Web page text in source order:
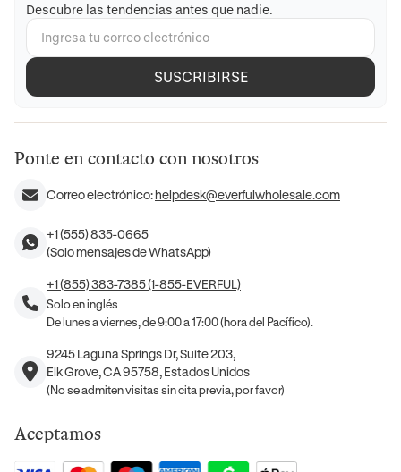
Descubre las tendencias antes que nadie.
SUSCRIBIRSE
Ponte en contacto con nosotros
Correo electrónico:helpdesk@everfulwholesale.com
+1 (555) 835-0665
(Solo mensajes de WhatsApp)
+1 (855) 383-7385 (1-855-EVERFUL)
Solo en inglés
De lunes a viernes, de 9:00 a 17:00 (hora del Pacífico).
9245 Laguna Springs Dr, Suite 203,
Elk Grove, CA 95758, Estados Unidos
(No se admiten visitas sin cita previa, por favor)
Aceptamos